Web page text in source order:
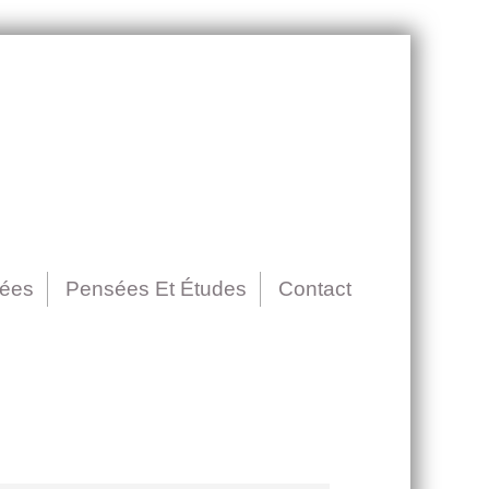
Pensées Et Études Contact